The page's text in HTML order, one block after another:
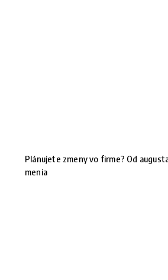
Plánujete zmeny vo firme? Od
menia